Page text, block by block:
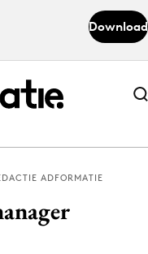
Download
Abonneer nu
Abonneer nu
ADFORMATIE